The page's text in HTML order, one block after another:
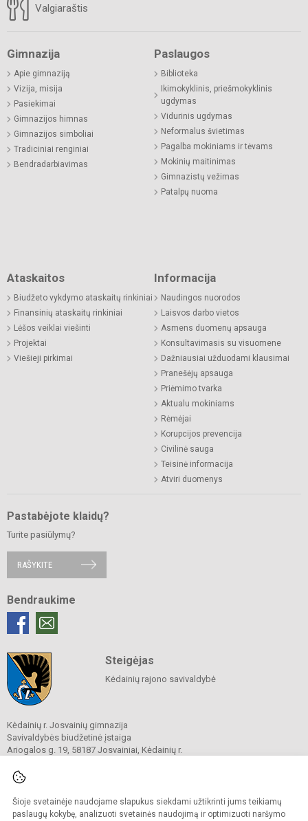
Šioje svetainėje naudojame slapukus siekdami užtikrinti jums teikiamų
paslaugų kokybę, analizuoti svetainės naudojimą ir optimizuoti naršymo
Valgiaraštis
Gimnazija
Apie gimnaziją
Vizija, misija
Pasiekimai
Gimnazijos himnas
Gimnazijos simboliai
Tradiciniai renginiai
Bendradarbiavimas
Paslaugos
Biblioteka
Ikimokyklinis, priešmokyklinis
ugdymas
Vidurinis ugdymas
Neformalus švietimas
Pagalba mokiniams ir tėvams
Mokinių maitinimas
Gimnazistų vežimas
Patalpų nuoma
Ataskaitos
Biudžeto vykdymo ataskaitų rinkiniai
Finansinių ataskaitų rinkiniai
Lėšos veiklai viešinti
Projektai
Viešieji pirkimai
Informacija
Naudingos nuorodos
Laisvos darbo vietos
Asmens duomenų apsauga
Konsultavimasis su visuomene
Dažniausiai užduodami klausimai
Pranešėjų apsauga
Priėmimo tvarka
Aktualu mokiniams
Rėmėjai
Korupcijos prevencija
Civilinė sauga
Teisinė informacija
Atviri duomenys
Pastabėjote klaidų?
Turite pasiūlymų?
RAŠYKITE
Bendraukime
Steigėjas
Kėdainių rajono savivaldybė
Kėdainių r. Josvainių gimnazija
Savivaldybės biudžetinė įstaiga
Ariogalos g. 19, 58187 Josvainiai, Kėdainių r.
El. p.
Duomenys kaupiami ir saugomi
Juridinių asmenų registre
Įmonės kodas 191018728